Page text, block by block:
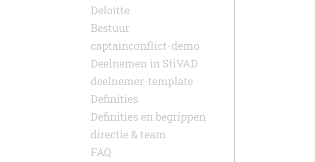
Deloitte
Bestuur
captainconflict-demo
Deelnemen in StiVAD
deelnemer-template
Definities
Definities en begrippen
directie & team
FAQ